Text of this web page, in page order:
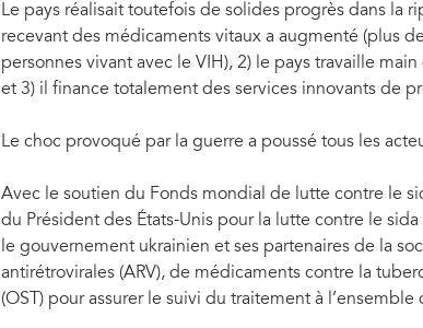
Le pays réalisait toutefois de solides progrès dans la
recevant des médicaments vitaux a augmenté (plus
personnes vivant avec le VIH), 2) le pays travaille
et 3) il finance totalement des services innovants de
Le choc provoqué par la guerre a poussé tous les
Avec le soutien du Fonds mondial de lutte contre le
du Président des États-Unis pour la lutte contre le sida
le gouvernement ukrainien et ses partenaires de la
antirétrovirales (ARV), de médicaments contre la
(OST) pour assurer le suivi du traitement à